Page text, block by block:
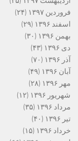
فروردین ۱۳۹۷
(۲۴)
اسفند ۱۳۹۶
(۲۹)
بهمن ۱۳۹۶
(۳۰)
دی ۱۳۹۶
(۴۳)
آذر ۱۳۹۶
(۷۰)
آبان ۱۳۹۶
(۴۹)
مهر ۱۳۹۶
(۲۸)
شهریور ۱۳۹۶
(۱۲)
مرداد ۱۳۹۶
(۳۵)
تیر ۱۳۹۶
(۴۰)
خرداد ۱۳۹۶
(۱۵)